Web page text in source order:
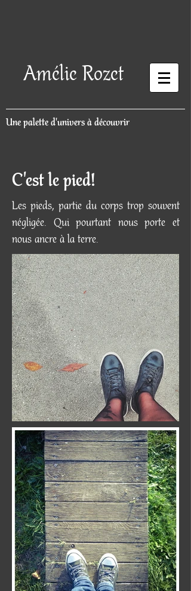
Amélie Rozet
Une palette d'univers à découvrir
C'est le pied!
Les pieds, partie du corps trop souvent
négligée. Qui pourtant nous porte et
nous ancre à la terre.